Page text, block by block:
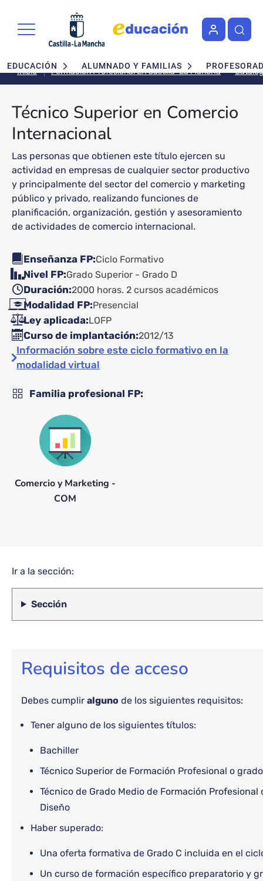
Navegación principal
EDUCACIÓN ALUMNADO Y FAMILIAS
Inicio Formación Profesional En Castilla-La Mancha
Técnico Superior en Comercio
Internacional
Las personas que obtienen este título ejercen su
actividad en empresas de cualquier sector productivo
y principalmente del sector del comercio y marketing
público y privado, realizando funciones de
planificación, organización, gestión y asesoramiento
de actividades de comercio internacional.
Enseñanza FP Ciclo Formativo
Nivel FP Grado Superior - Grado D
Duración 2000 horas. 2 cursos académicos
Modalidad FP Presencial
Ley aplicada LOFP
Curso de implantación 2012/13
Información sobre este ciclo formativo en la
modalidad virtual
Familia profesional FP
Comercio y Marketing -
COM
Ir a la sección:
Sección
Requisitos de acceso
Debes cumplir alguno de los siguientes requisitos:
Tener alguno de los siguientes títulos:
Bachiller
Técnico Superior de Formación Profesional o
Técnico de Grado Medio de Formación
Diseño
Haber superado:
Una oferta formativa de Grado C incluida en el
Un curso de formación específico preparatorio y